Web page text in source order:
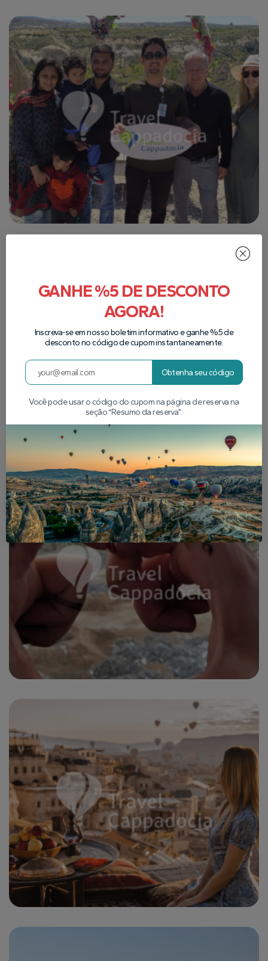
GANHE %5 DE DESCONTO
AGORA!
Inscreva-se em nosso boletim informativo e ganhe %5 de
desconto no código de cupom instantaneamente.
Obtenha seu código
Você pode usar o código do cupom na página de reserva na
seção “Resumo da reserva”.